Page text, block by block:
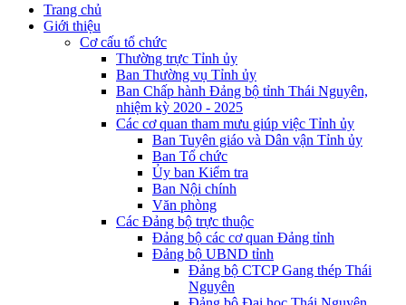
Trang chủ
Giới thiệu
Cơ cấu tổ chức
Thường trực Tỉnh ủy
Ban Thường vụ Tỉnh ủy
Ban Chấp hành Đảng bộ tỉnh Thái Nguyên,
nhiệm kỳ 2020 - 2025
Các cơ quan tham mưu giúp việc Tỉnh ủy
Ban Tuyên giáo và Dân vận Tỉnh ủy
Ban Tổ chức
Ủy ban Kiểm tra
Ban Nội chính
Văn phòng
Các Đảng bộ trực thuộc
Đảng bộ các cơ quan Đảng tỉnh
Đảng bộ UBND tỉnh
Đảng bộ CTCP Gang thép Thái
Nguyên